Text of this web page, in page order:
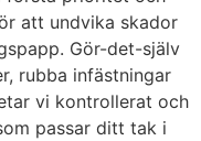
att undvika skador
Gör-det-själv
rubba infästningar
vi kontrollerat och
passar ditt tak i